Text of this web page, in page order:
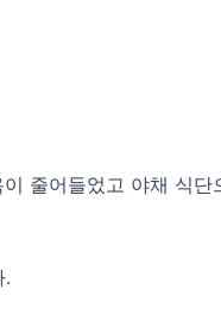
줄어들었고 야채 식단
.